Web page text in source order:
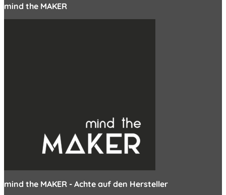
mind the MAKER
mind the MAKER - Achte auf den Hersteller